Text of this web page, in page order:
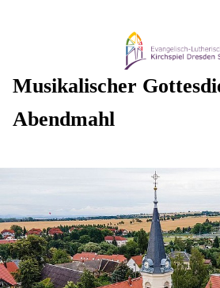
Musikalischer
Abendmahl